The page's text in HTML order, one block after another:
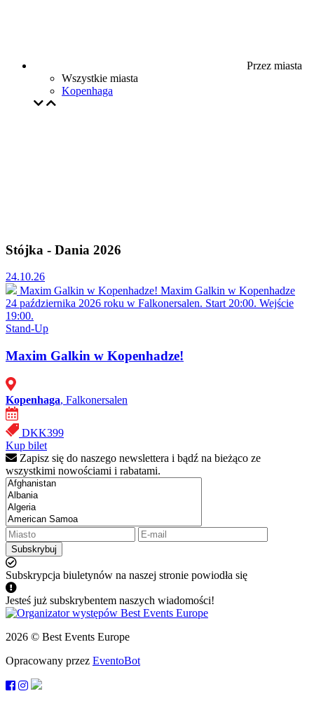
Przez miasta
Wszystkie miasta
Kopenhaga
Stójka - Dania 2026
24.10.26
Maxim Galkin w Kopenhadze! Maxim Galkin w Kopenhadze
24 października 2026 roku w Falkonersalen. Start 20:00. Wejście
19:00.
Stand-Up
Maxim Galkin w Kopenhadze!
Kopenhaga, Falkonersalen
DKK399
Kup bilet
Zapisz się do naszego newslettera i bądź na bieżąco ze
wszystkimi nowościami i rabatami.
Subskrybuj
Subskrypcja biuletynów na naszej stronie powiodła się
Jesteś już subskrybentem naszych wiadomości!
2026 © Best Events Europe
Opracowany przez EventoBot